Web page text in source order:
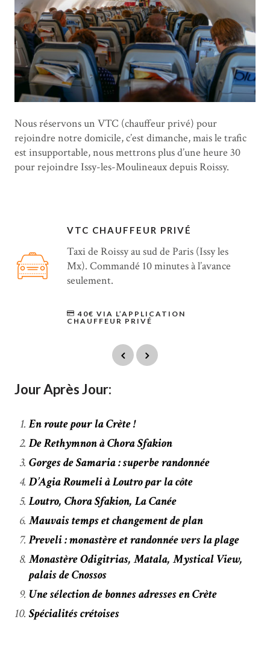
Nous réservons un VTC (chauffeur privé) pour
rejoindre notre domicile, c’est dimanche, mais le trafic
est insupportable, nous mettrons plus d’une heure 30
pour rejoindre Issy-les-Moulineaux depuis Roissy.
VTC CHAUFFEUR PRIVÉ
Taxi de Roissy au sud de Paris (Issy les
Mx). Commandé 10 minutes à l’avance
seulement.
40€ VIA L’APPLICATION
CHAUFFEUR PRIVÉ
Jour Après Jour:
En route pour la Crète !
De Rethymnon à Chora Sfakion
Gorges de Samaria : superbe randonnée
D’Agia Roumeli à Loutro par la côte
Loutro, Chora Sfakion, La Canée
Mauvais temps et changement de plan
Preveli : monastère et randonnée vers la plage
Monastère Odigitrias, Matala, Mystical View,
palais de Cnossos
Une sélection de bonnes adresses en Crète
Spécialités crétoises